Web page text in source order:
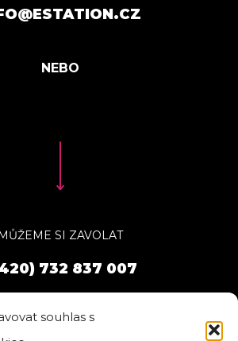
souhlas s
SI ZAVOLAT
732 837 007